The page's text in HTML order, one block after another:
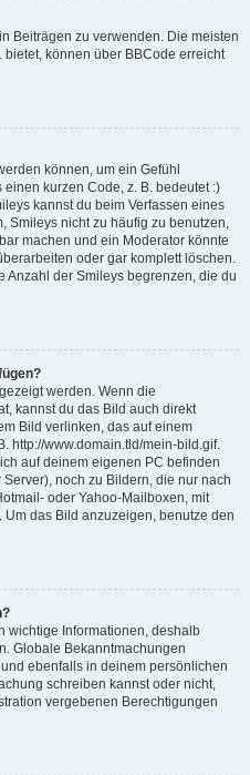
Beiträgen zu verwenden. Die meisten
können über BBCode erreicht
können, um ein Gefühl
kurzen Code, z. B. bedeutet :)
kannst du beim Verfassen eines
Smileys nicht zu häufig zu benutzen,
machen und ein Moderator könnte
oder gar komplett löschen.
Anzahl der Smileys begrenzen, die du
werden. Wenn die
kannst du das Bild auch direkt
Bild verlinken, das auf einem
http://www.domain.tld/mein-bild.gif.
auf deinem eigenen PC befinden
noch zu Bildern, die nur nach
oder Yahoo-Mailboxen, mit
das Bild anzuzeigen, benutze den
wichtige Informationen, deshalb
Globale Bekanntmachungen
ebenfalls in deinem persönlichen
schreiben kannst oder nicht,
vergebenen Berechtigungen